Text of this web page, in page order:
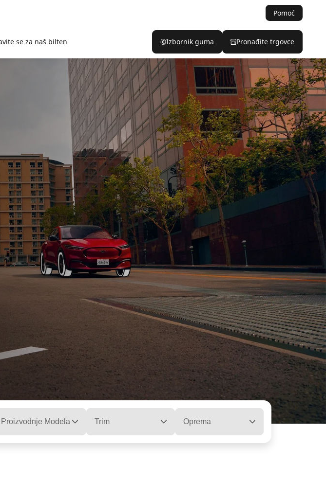
Pomoć
se za naš bilten Izbornik guma Pronađite trgovce
Modela Trim Oprema